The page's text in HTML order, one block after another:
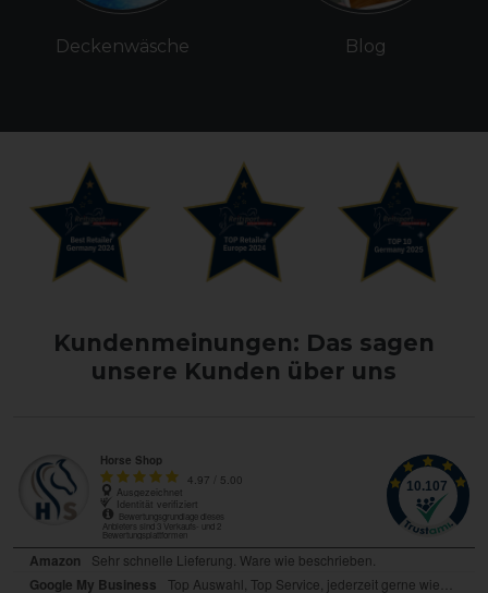
Deckenwäsche Blog
Kundenmeinungen: Das sagen
unsere Kunden über uns